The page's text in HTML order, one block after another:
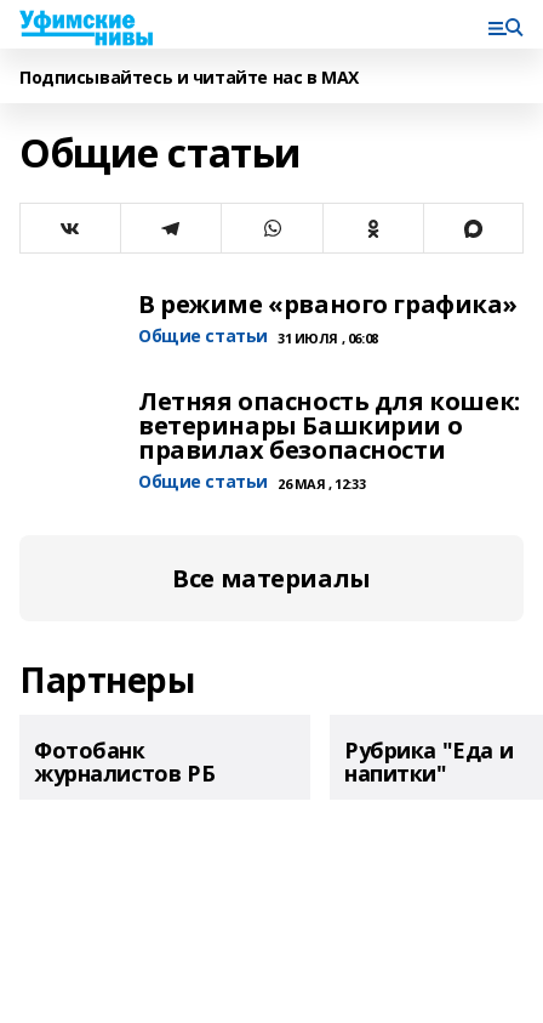
Подписывайтесь и читайте нас в MAX
Общие статьи
В режиме «рваного графика»
Общие статьи 31 ИЮЛЯ , 06:08
Летняя опасность для кошек:
ветеринары Башкирии о
правилах безопасности
Общие статьи 26 МАЯ , 12:33
Все материалы
Партнеры
Фотобанк
журналистов РБ
Рубрика "Еда и
напитки"